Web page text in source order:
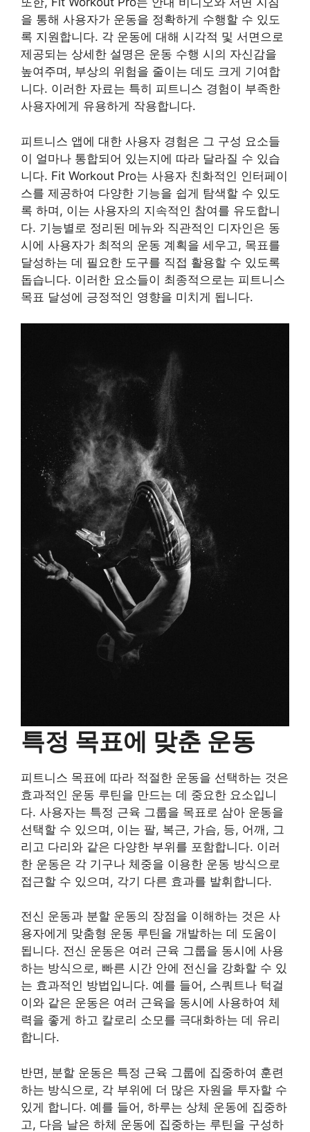
을 통해 사용자가 운동을 정확하게 수행할 수 있도
록 지원합니다. 각 운동에 대해 시각적 및 서면으로
제공되는 상세한 설명은 운동 수행 시의 자신감을
높여주며, 부상의 위험을 줄이는 데도 크게 기여합
니다. 이러한 자료는 특히 피트니스 경험이 부족한
사용자에게 유용하게 작용합니다.
피트니스 앱에 대한 사용자 경험은 그 구성 요소들
이 얼마나 통합되어 있는지에 따라 달라질 수 있습
니다. Fit Workout Pro는 사용자 친화적인 인터페이
스를 제공하여 다양한 기능을 쉽게 탐색할 수 있도
록 하며, 이는 사용자의 지속적인 참여를 유도합니
다. 기능별로 정리된 메뉴와 직관적인 디자인은 동
시에 사용자가 최적의 운동 계획을 세우고, 목표를
달성하는 데 필요한 도구를 직접 활용할 수 있도록
돕습니다. 이러한 요소들이 최종적으로는 피트니스
목표 달성에 긍정적인 영향을 미치게 됩니다.
특정 목표에 맞춘 운동
피트니스 목표에 따라 적절한 운동을 선택하는 것은
효과적인 운동 루틴을 만드는 데 중요한 요소입니
다. 사용자는 특정 근육 그룹을 목표로 삼아 운동을
선택할 수 있으며, 이는 팔, 복근, 가슴, 등, 어깨, 그
리고 다리와 같은 다양한 부위를 포함합니다. 이러
한 운동은 각 기구나 체중을 이용한 운동 방식으로
접근할 수 있으며, 각기 다른 효과를 발휘합니다.
전신 운동과 분할 운동의 장점을 이해하는 것은 사
용자에게 맞춤형 운동 루틴을 개발하는 데 도움이
됩니다. 전신 운동은 여러 근육 그룹을 동시에 사용
하는 방식으로, 빠른 시간 안에 전신을 강화할 수 있
는 효과적인 방법입니다. 예를 들어, 스쿼트나 턱걸
이와 같은 운동은 여러 근육을 동시에 사용하여 체
력을 좋게 하고 칼로리 소모를 극대화하는 데 유리
합니다.
반면, 분할 운동은 특정 근육 그룹에 집중하여 훈련
하는 방식으로, 각 부위에 더 많은 자원을 투자할 수
있게 합니다. 예를 들어, 하루는 상체 운동에 집중하
고, 다음 날은 하체 운동에 집중하는 루틴을 구성하